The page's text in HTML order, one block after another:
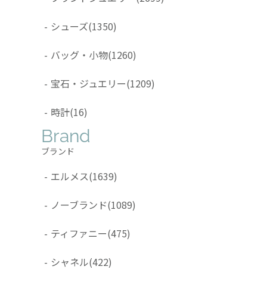
- シューズ(1350)
- バッグ・小物(1260)
- 宝石・ジュエリー(1209)
- 時計(16)
Brand
ブランド
- エルメス(1639)
- ノーブランド(1089)
- ティファニー(475)
- シャネル(422)